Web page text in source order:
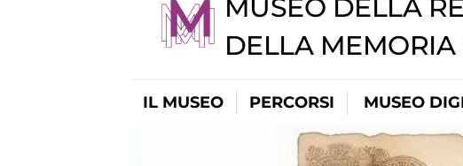
MUSEO DELLA
DELLA
IL MUSEO PERCORSI MUSEO